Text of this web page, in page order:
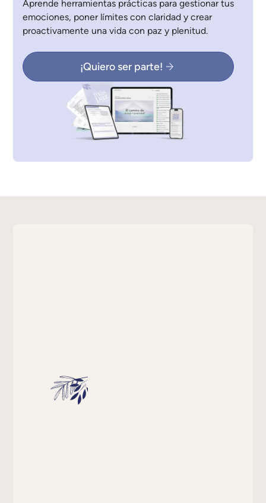
Aprende herramientas prácticas para gestionar tus
emociones, poner límites con claridad y crear
proactivamente una vida con paz y plenitud.
¡Quiero ser parte!